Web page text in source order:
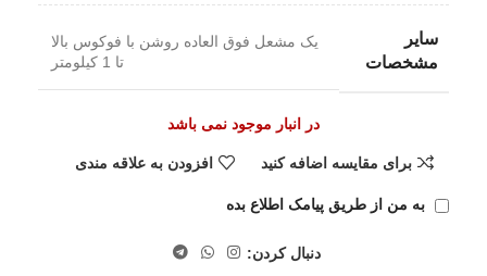
سایر
مشخصات
یک مشعل فوق العاده روشن با فوکوس بالا
تا 1 کیلومتر
در انبار موجود نمی باشد
برای مقایسه اضافه کنید افزودن به علاقه مندی
به من از طریق پیامک اطلاع بده
دنبال کردن: